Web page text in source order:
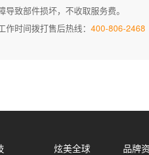
导致部件损坏，不收取服务费。
作时间拨打售后热线： 400-806-2468
炫美全球 品牌